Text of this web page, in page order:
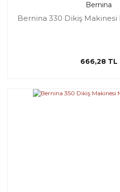
Bernina
Bernina 330 Dikiş Makinesi
666,28 TL